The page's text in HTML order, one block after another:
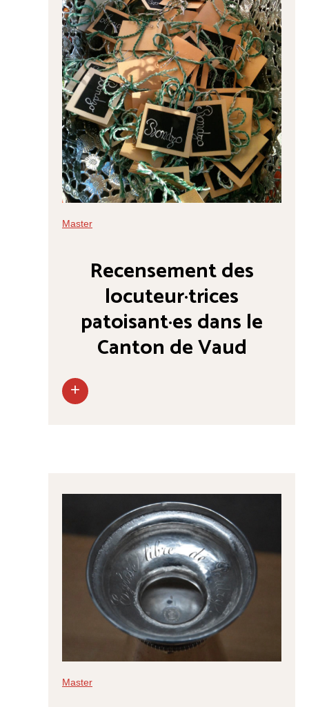
Master
Recensement des
locuteur·trices
patoisant·es dans le
Canton de Vaud
+
Master